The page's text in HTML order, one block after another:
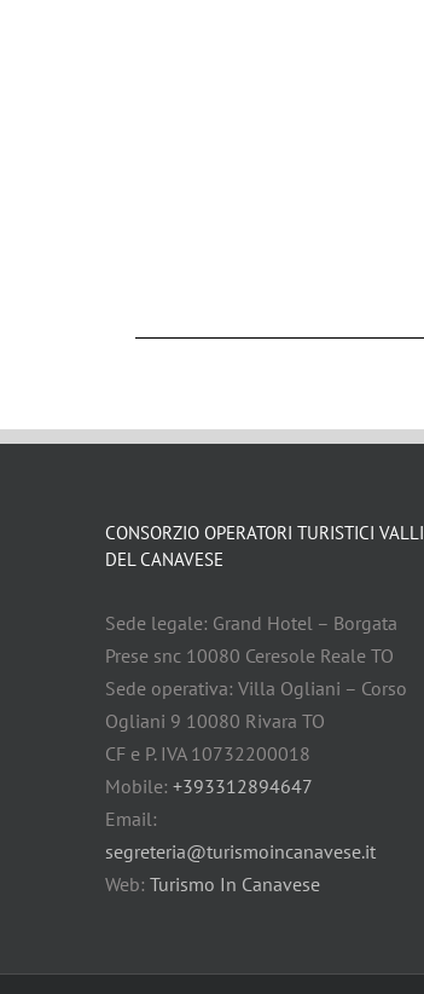
CONSORZIO OPERATORI TURISTICI VALLI
DEL CANAVESE
Sede legale: Grand Hotel – Borgata
Prese snc 10080 Ceresole Reale TO
Sede operativa: Villa Ogliani – Corso
Ogliani 9 10080 Rivara TO
CF e P. IVA 10732200018
Mobile: +393312894647
Email:
segreteria@turismoincanavese.it
Web: Turismo In Canavese